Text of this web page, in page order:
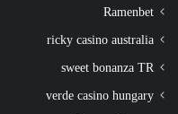
Ramenbet
ricky casino australia
sweet bonanza TR
verde casino hungary